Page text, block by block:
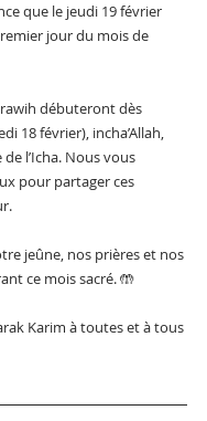
que le jeudi 19 février
jour du mois de
débuteront dès
18 février), incha’Allah,
l’Icha. Nous vous
pour partager ces
jeûne, nos prières et nos
ce mois sacré. 🤲
Karim à toutes et à tous